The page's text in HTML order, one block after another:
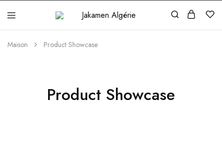
Jakamen
Algérie
Maison Product Showcase
Product Showcase